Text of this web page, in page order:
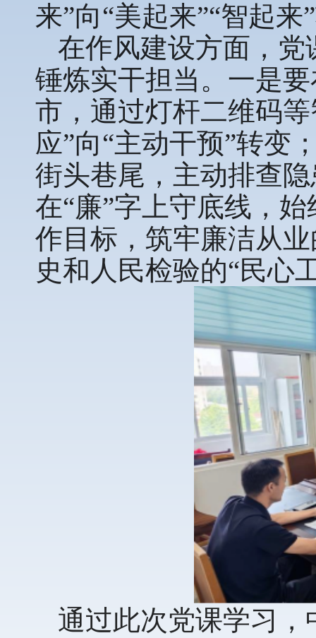
来”向“美起来”“智起来
在作风建设方面，党
锤炼实干担当。一是
市，通过灯杆二维码
应”向“主动干预”转变
街头巷尾，主动排查
在“廉”字上守底线，
作目标，筑牢廉洁从
史和人民检验的“民心
通过此次党课学习